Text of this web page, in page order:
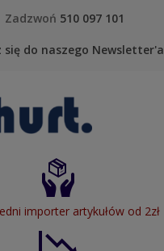
Zadzwoń 510 097 101
się do naszego Newsletter'a
importer artykułów od 2zł